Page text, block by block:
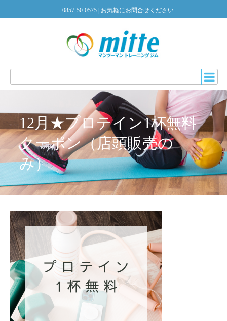
0857-50-0575 | お気軽にお問合せください
12月★プロテイン1杯無料
クーポン（店頭販売の
み）